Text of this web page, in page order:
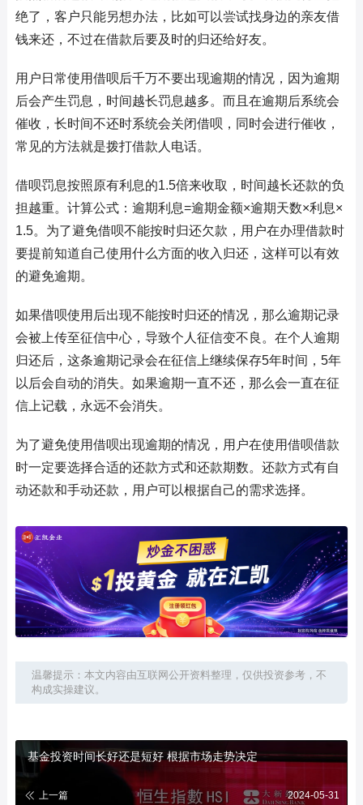
绝了，客户只能另想办法，比如可以尝试找身边的亲友借
钱来还，不过在借款后要及时的归还给好友。
用户日常使用借呗后千万不要出现逾期的情况，因为逾期
后会产生罚息，时间越长罚息越多。而且在逾期后系统会
催收，长时间不还时系统会关闭借呗，同时会进行催收，
常见的方法就是拨打借款人电话。
借呗罚息按照原有利息的1.5倍来收取，时间越长还款的负
担越重。计算公式：逾期利息=逾期金额×逾期天数×利息×
1.5。为了避免借呗不能按时归还欠款，用户在办理借款时
要提前知道自己使用什么方面的收入归还，这样可以有效
的避免逾期。
如果借呗使用后出现不能按时归还的情况，那么逾期记录
会被上传至征信中心，导致个人征信变不良。在个人逾期
归还后，这条逾期记录会在征信上继续保存5年时间，5年
以后会自动的消失。如果逾期一直不还，那么会一直在征
信上记载，永远不会消失。
为了避免使用借呗出现逾期的情况，用户在使用借呗借款
时一定要选择合适的还款方式和还款期数。还款方式有自
动还款和手动还款，用户可以根据自己的需求选择。
温馨提示：本文内容由互联网公开资料整理，仅供投资参考，不
构成实操建议。
基金投资时间长好还是短好 根据市场走势决定
上一篇 2024-05-31